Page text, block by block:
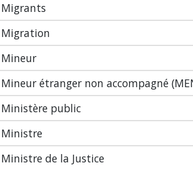
Migrants
Migration
Mineur
Mineur étranger non accompagné
Ministère public
Ministre
Ministre de la Justice